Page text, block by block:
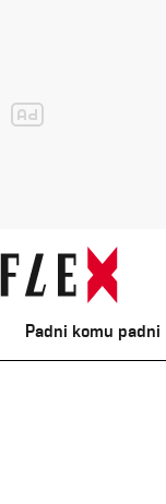
Padni komu padni